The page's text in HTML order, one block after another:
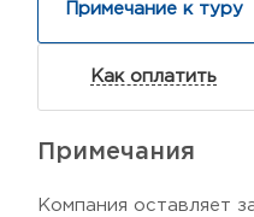
Примечание к туру
Как оплатить
Примечания
Компания оставляет